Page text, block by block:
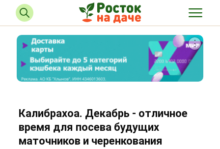
Калибрахоа. Декабрь - отличное
время для посева будущих
маточников и черенкования